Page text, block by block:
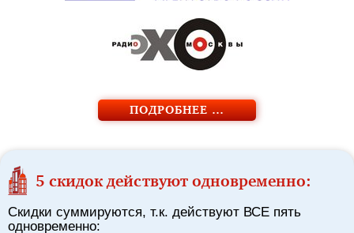
ПОДРОБНЕЕ …
5 скидок действуют одновременно:
Скидки суммируются, т.к. действуют ВСЕ пять
одновременно: